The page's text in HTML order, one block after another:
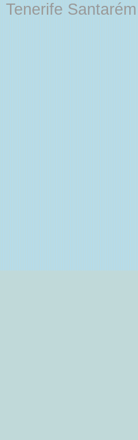
Tenerife